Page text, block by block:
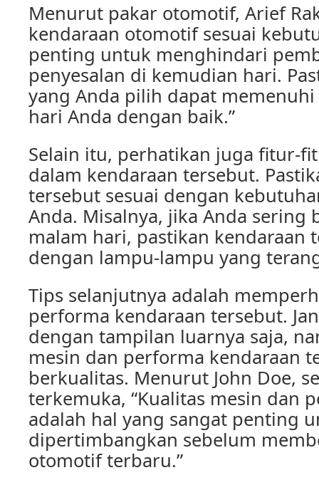
Menurut pakar otomotif, Arief
kendaraan otomotif sesuai
penting untuk menghindari
penyesalan di kemudian hari.
yang Anda pilih dapat
hari Anda dengan baik.”
Selain itu, perhatikan juga fitur-
dalam kendaraan tersebut.
tersebut sesuai dengan
Anda. Misalnya, jika Anda sering
malam hari, pastikan kendaraan
dengan lampu-lampu yang
Tips selanjutnya adalah
performa kendaraan tersebut.
dengan tampilan luarnya saja,
mesin dan performa kendaraan
berkualitas. Menurut John Doe,
terkemuka, “Kualitas mesin dan
adalah hal yang sangat penting
dipertimbangkan sebelum
otomotif terbaru.”